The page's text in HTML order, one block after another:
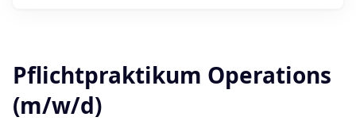
Pflichtpraktikum Operations
(m/w/d)